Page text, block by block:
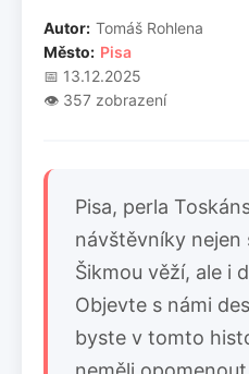
Autor: Tomáš Rohlena
Město: Pisa
📅 13.12.2025
👁️ 357 zobrazení
Pisa, perla
návštěvníky nejen
Šikmou věží, ale i
Objevte s námi
byste v tomto